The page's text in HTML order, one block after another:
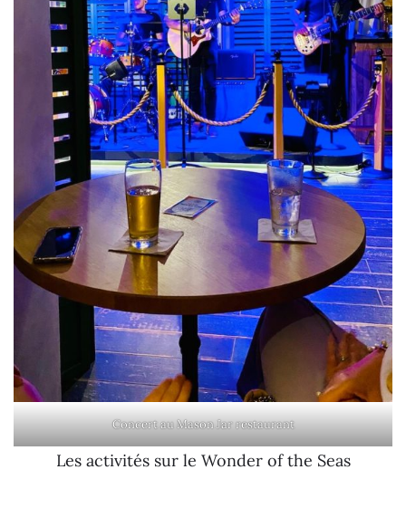
Concert au Mason Jar restaurant
Les activités sur le Wonder of the Seas